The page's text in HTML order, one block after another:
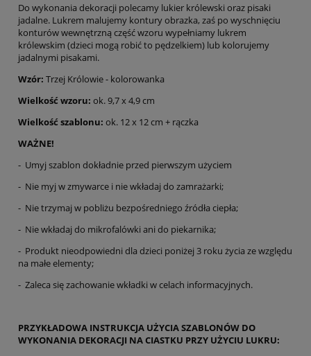
Do wykonania dekoracji polecamy lukier królewski oraz pisaki
jadalne. Lukrem malujemy kontury obrazka, zaś po wyschnięciu
konturów wewnętrzną część wzoru wypełniamy lukrem
królewskim (dzieci mogą robić to pędzelkiem) lub kolorujemy
jadalnymi pisakami.
Wzór: Trzej Królowie - kolorowanka
Wielkość wzoru: ok. 9,7 x 4,9 cm
Wielkość szablonu: ok. 12 x 12 cm + rączka
WAŻNE!
- Umyj szablon dokładnie przed pierwszym użyciem
- Nie myj w zmywarce i nie wkładaj do zamrażarki;
- Nie trzymaj w pobliżu bezpośredniego źródła ciepła;
- Nie wkładaj do mikrofalówki ani do piekarnika;
- Produkt nieodpowiedni dla dzieci poniżej 3 roku życia ze względu
na małe elementy;
- Zaleca się zachowanie wkładki w celach informacyjnych.
PRZYKŁADOWA INSTRUKCJA UŻYCIA SZABLONÓW DO
WYKONANIA DEKORACJI NA CIASTKU PRZY UŻYCIU LUKRU: